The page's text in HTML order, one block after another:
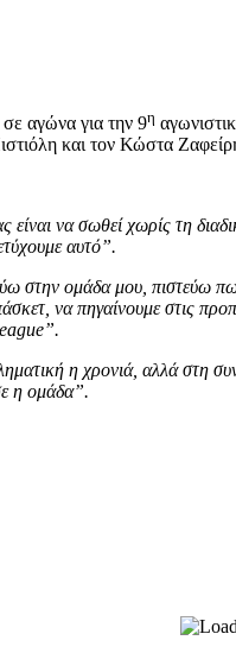
σε αγώνα για την 9η
και τον Κώστα
είναι να σωθεί χωρίς τη
αυτό”.
στην ομάδα μου, πιστεύω
να πηγαίνουμε στις
η χρονιά, αλλά στη
η ομάδα”.